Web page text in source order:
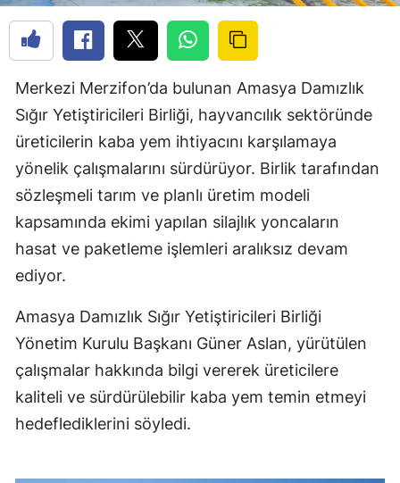
Merkezi Merzifon’da bulunan Amasya Damızlık
Sığır Yetiştiricileri Birliği, hayvancılık sektöründe
üreticilerin kaba yem ihtiyacını karşılamaya
yönelik çalışmalarını sürdürüyor. Birlik tarafından
sözleşmeli tarım ve planlı üretim modeli
kapsamında ekimi yapılan silajlık yoncaların
hasat ve paketleme işlemleri aralıksız devam
ediyor.
Amasya Damızlık Sığır Yetiştiricileri Birliği
Yönetim Kurulu Başkanı Güner Aslan, yürütülen
çalışmalar hakkında bilgi vererek üreticilere
kaliteli ve sürdürülebilir kaba yem temin etmeyi
hedeflediklerini söyledi.